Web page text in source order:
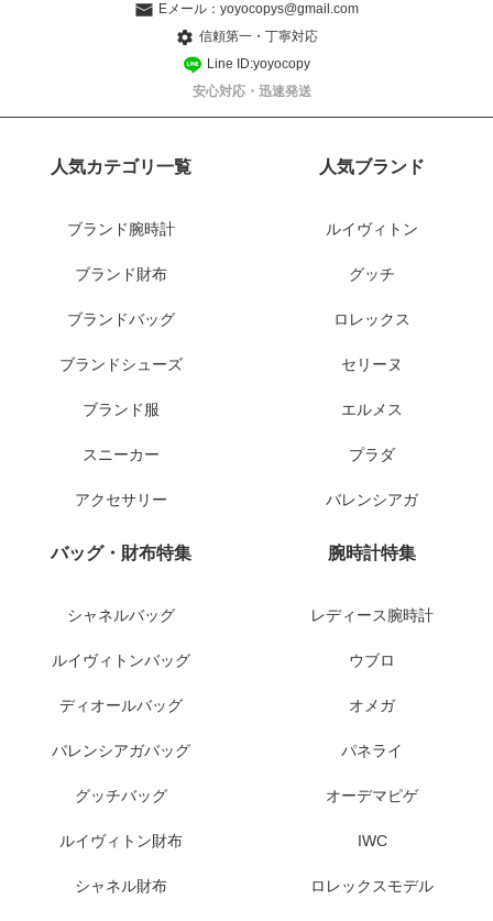
Eメール： yoyocopys@gmail.com
信頼第一・丁寧対応
Line ID:yoyocopy
安心対応・迅速発送
人気カテゴリ一覧
ブランド腕時計
ブランド財布
ブランドバッグ
ブランドシューズ
ブランド服
スニーカー
アクセサリー
人気ブランド
ルイヴィトン
グッチ
ロレックス
セリーヌ
エルメス
プラダ
バレンシアガ
バッグ・財布特集
シャネルバッグ
ルイヴィトンバッグ
ディオールバッグ
バレンシアガバッグ
グッチバッグ
ルイヴィトン財布
シャネル財布
腕時計特集
レディース腕時計
ウブロ
オメガ
パネライ
オーデマピゲ
IWC
ロレックスモデル